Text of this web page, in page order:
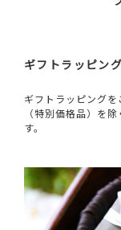
ギフトラッピング
ギフトラッピング
（特別価格品）を
す。